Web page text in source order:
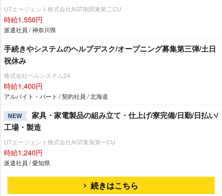
UTエージェント株式会社AGT南関東第二CU
時給1,550円
派遣社員 / 神奈川県
手続きやシステムのヘルプデスク/オープニング募集第三弾/土日
祝休み
株式会社ベルシステム24
時給1,400円
アルバイト・パート / 契約社員 / 北海道
NEW
家具・家電製品の組み立て・仕上げ/寮完備/日勤/日払い/
工場・製造
UTエージェント株式会社AGT東海第一CU
時給1,240円
派遣社員 / 愛知県
続きはこちら